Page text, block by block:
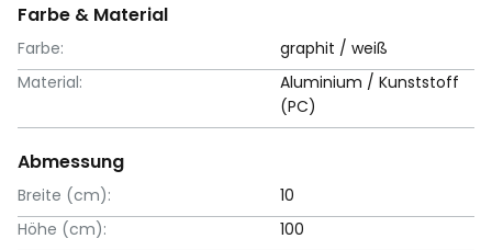
Farbe & Material
Farbe:
graphit / weiß
Material:
Aluminium / Kunststoff
(PC)
Abmessung
Breite (cm):
10
Höhe (cm):
100